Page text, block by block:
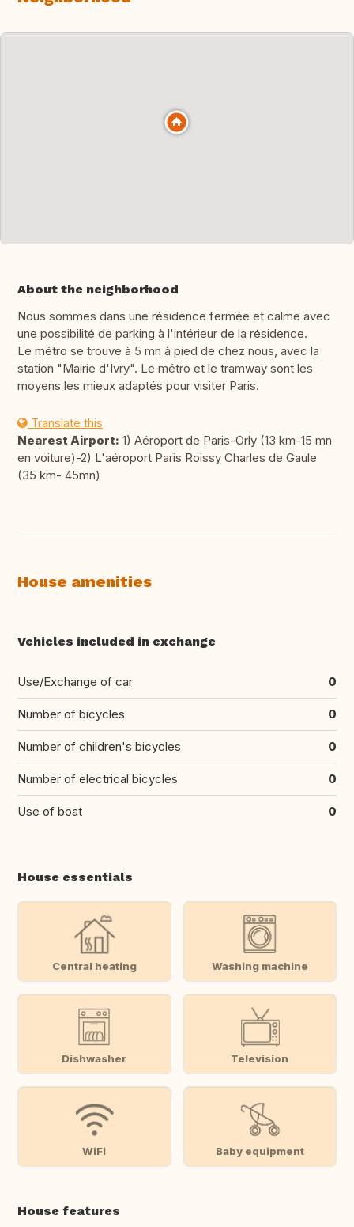
About the neighborhood
Nous sommes dans une résidence fermée et calme avec
une possibilité de parking à l'intérieur de la résidence.
Le métro se trouve à 5 mn à pied de chez nous, avec la
station "Mairie d'Ivry". Le métro et le tramway sont les
moyens les mieux adaptés pour visiter Paris.
Translate this
Nearest Airport: 1) Aéroport de Paris-Orly (13 km-15 mn
en voiture)-2) L'aéroport Paris Roissy Charles de Gaule
(35 km- 45mn)
House amenities
Vehicles included in exchange
Use/Exchange of car 0
Number of bicycles 0
Number of children's bicycles 0
Number of electrical bicycles 0
Use of boat 0
House essentials
Central heating Washing machine
Dishwasher Television
WiFi Baby equipment
House features